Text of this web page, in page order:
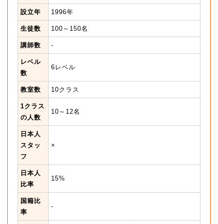
設立年 1996年
生徒数 100～150名
講師数 -
レベル
数
6レベル
教室数 10クラス
1クラス
の人数
10～12名
日本人
スタッ
フ
×
日本人
比率
15%
国籍比
率
-